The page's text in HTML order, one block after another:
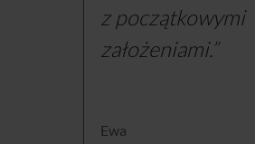
z początkowymi
założeniami.”
Ewa